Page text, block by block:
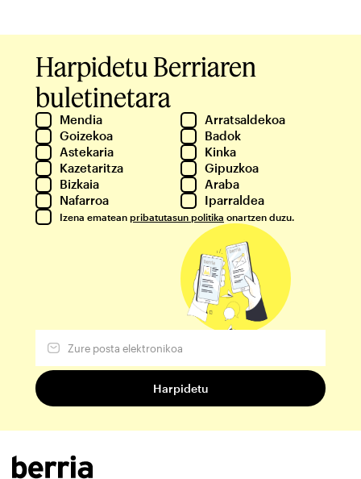
Harpidetu Berriaren
buletinetara
Mendia
Arratsaldekoa
Goizekoa
Badok
Astekaria
Kinka
Kazetaritza
Gipuzkoa
Bizkaia
Araba
Nafarroa
Iparraldea
Izena ematean pribatutasun politika onartzen duzu.